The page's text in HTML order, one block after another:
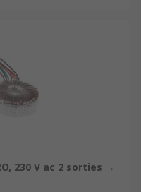
230 V ac 2 sorties →